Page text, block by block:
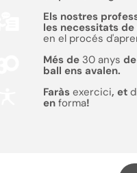
Els nostres
les necessitats
en el procés
Més de 30 anys
ball ens avalen.
Faràs exercici, et
en forma!